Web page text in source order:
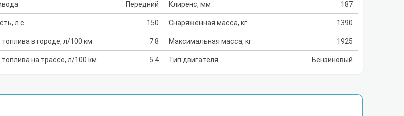
Передний
л.с 150
топлива в городе, л/100 км 7.8
топлива на трассе, л/100 км 5.4
Клиренс, мм 187
Снаряженная масса, кг 1390
Максимальная масса, кг 1925
Тип двигателя Бензиновый